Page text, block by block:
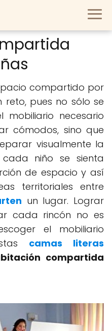
compartido por
reto, pues no sólo se
necesario
cómodos, sino que
visualmente la
niño se sienta
de espacio y así
territoriales entre
un lugar. Lograr
cada rincón no es
el mobiliario
camas literas
compartida